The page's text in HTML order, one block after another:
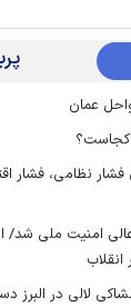
نظامی، فشار
امنیت ملی شد/
لالی در البرز